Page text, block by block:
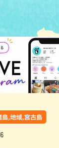
島,地域,宮古島